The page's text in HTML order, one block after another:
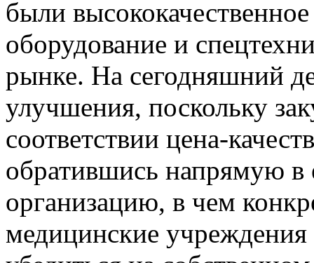
были
оборудование и
рынке. На сегодняшний
улучшения, поскольку
соответствии цена-
обратившись напрямую
организацию, в чем
медицинские